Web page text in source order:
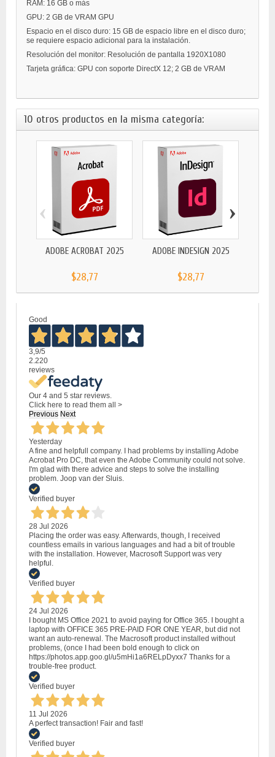
RAM: 16 GB o más
GPU: 2 GB de VRAM GPU
Espacio en el disco duro: 15 GB de espacio libre en el disco duro;
se requiere espacio adicional para la instalación.
Resolución del monitor: Resolución de pantalla 1920X1080
Tarjeta gráfica: GPU con soporte DirectX 12; 2 GB de VRAM
10 otros productos en la misma categoría:
ADOBE ACROBAT 2025
$28,77
ADOBE INDESIGN 2025
$28,77
‹ ›
Good
3,9/5
2.220
reviews
Our 4 and 5 star reviews.
Click here to read them all >
Previous Next
Yesterday
A fine and helpfull company. I had problems by installing Adobe
Acrobat Pro DC, that even the Adobe Community could not solve.
I'm glad with there advice and steps to solve the installing
problem. Joop van der Sluis.
Verified buyer
28 Jul 2026
Placing the order was easy. Afterwards, though, I received
countless emails in various languages and had a bit of trouble
with the installation. However, Macrosoft Support was very
helpful.
Verified buyer
24 Jul 2026
I bought MS Office 2021 to avoid paying for Office 365. I bought a
laptop with OFFICE 365 PRE-PAID FOR ONE YEAR, but did not
want an auto-renewal. The Macrosoft product installed without
problems, (once I had been bold enough to click on
https://photos.app.goo.gl/u5mHi1a6RELpDyxx7 Thanks for a
trouble-free product.
Verified buyer
11 Jul 2026
A perfect transaction! Fair and fast!
Verified buyer